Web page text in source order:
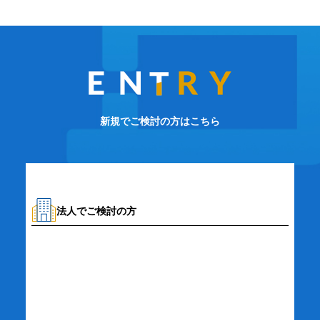
新規でご検討の方はこちら
法人でご検討の方